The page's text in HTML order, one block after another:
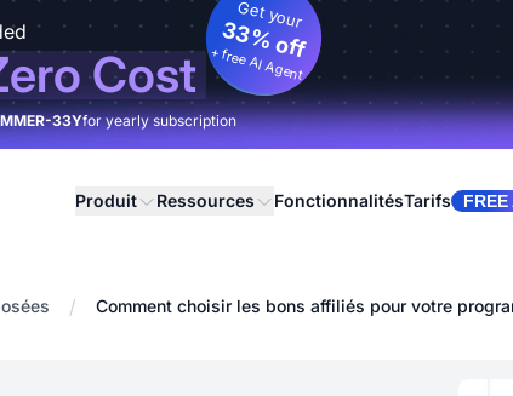
Cost
Get your
33% off
+ free AI Agent
33Yfor yearly subscription
Produit Ressources FonctionnalitésTarifs FREE
/ Comment choisir les bons affiliés pour votre